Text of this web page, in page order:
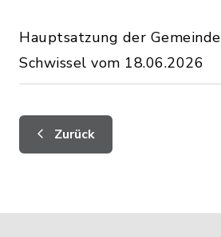
Hauptsatzung der Gemeinde
Schwissel vom 18.06.2026
Zurück